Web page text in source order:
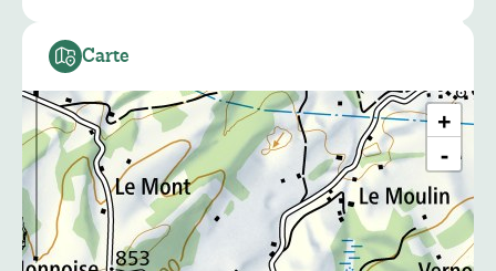
Carte
+
−